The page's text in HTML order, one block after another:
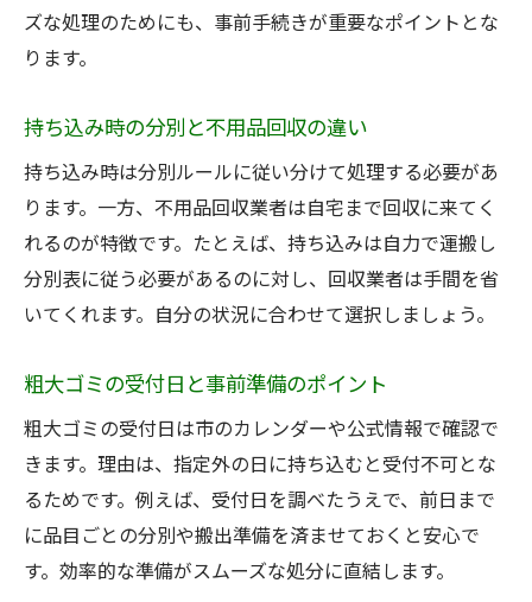
ズな処理のためにも、事前手続きが重要なポイントとな
ります。
持ち込み時の分別と不用品回収の違い
持ち込み時は分別ルールに従い分けて処理する必要があ
ります。一方、不用品回収業者は自宅まで回収に来てく
れるのが特徴です。たとえば、持ち込みは自力で運搬し
分別表に従う必要があるのに対し、回収業者は手間を省
いてくれます。自分の状況に合わせて選択しましょう。
粗大ゴミの受付日と事前準備のポイント
粗大ゴミの受付日は市のカレンダーや公式情報で確認で
きます。理由は、指定外の日に持ち込むと受付不可とな
るためです。例えば、受付日を調べたうえで、前日まで
に品目ごとの分別や搬出準備を済ませておくと安心で
す。効率的な準備がスムーズな処分に直結します。